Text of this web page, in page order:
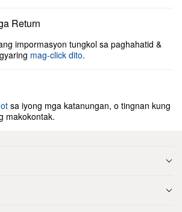
Return
impormasyon tungkol sa paghahatid &
mag-click dito.
sa iyong mga katanungan, o tingnan kung
makokontak.